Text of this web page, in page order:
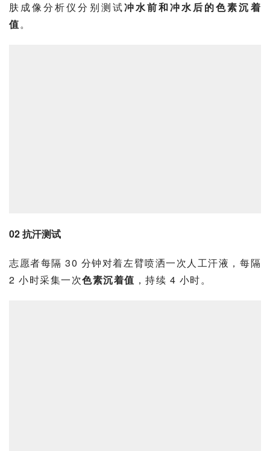
肤成像分析仪分别测试冲水前和冲水后的色素沉着
值。
02 抗汗测试
志愿者每隔 30 分钟对着左臂喷洒一次人工汗液，每隔
2 小时采集一次色素沉着值 ，持续 4 小时。